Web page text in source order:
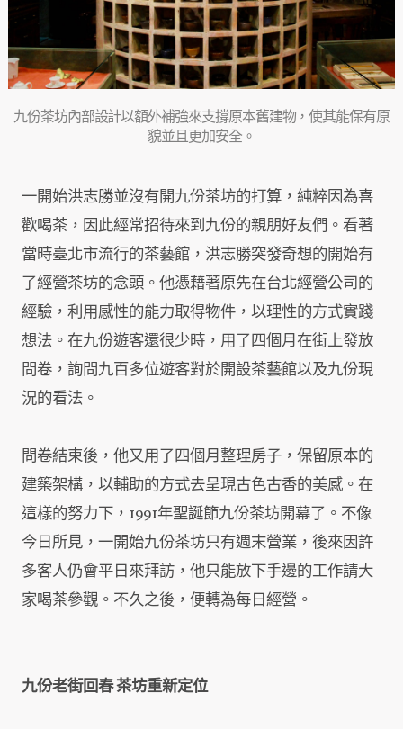
九份茶坊內部設計以額外補強來支撐原本舊建物，使其能保有原
貌並且更加安全。
一開始洪志勝並沒有開九份茶坊的打算，純粹因為喜
歡喝茶，因此經常招待來到九份的親朋好友們。看著
當時臺北市流行的茶藝館，洪志勝突發奇想的開始有
了經營茶坊的念頭。他憑藉著原先在台北經營公司的
經驗，利用感性的能力取得物件，以理性的方式實踐
想法。在九份遊客還很少時，用了四個月在街上發放
問卷，詢問九百多位遊客對於開設茶藝館以及九份現
況的看法。
問卷結束後，他又用了四個月整理房子，保留原本的
建築架構，以輔助的方式去呈現古色古香的美感。在
這樣的努力下，1991年聖誕節九份茶坊開幕了。不像
今日所見，一開始九份茶坊只有週末營業，後來因許
多客人仍會平日來拜訪，他只能放下手邊的工作請大
家喝茶參觀。不久之後，便轉為每日經營。
九份老街回春 茶坊重新定位